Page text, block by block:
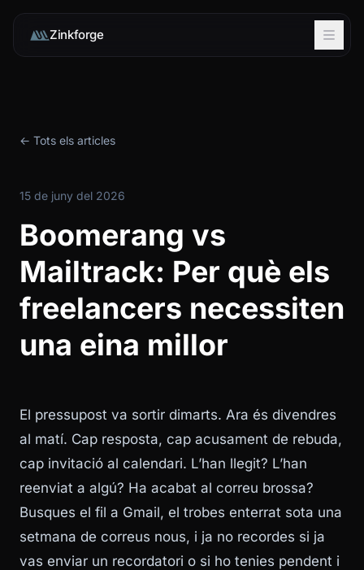
Zinkforge
← Tots els articles
15 de juny del 2026
Boomerang vs
Mailtrack: Per què els
freelancers necessiten
una eina millor
El pressupost va sortir dimarts. Ara és divendres
al matí. Cap resposta, cap acusament de rebuda,
cap invitació al calendari. L’han llegit? L’han
reenviat a algú? Ha acabat al correu brossa?
Busques el fil a Gmail, el trobes enterrat sota una
setmana de correus nous, i ja no recordes si ja
vas enviar un recordatori o si ho tenies pendent i